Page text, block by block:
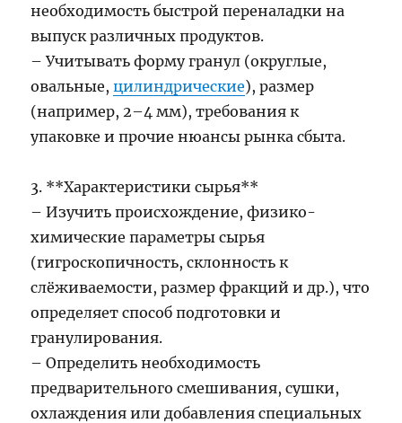
необходимость быстрой переналадки на
выпуск различных продуктов.
– Учитывать форму гранул (округлые,
овальные,цилиндрические), размер
(например, 2–4 мм), требования к
упаковке и прочие нюансы рынка сбыта.
3. **Характеристики сырья**
– Изучить происхождение, физико-
химические параметры сырья
(гигроскопичность, склонность к
слёживаемости, размер фракций и др.), что
определяет способ подготовки и
гранулирования.
– Определить необходимость
предварительного смешивания, сушки,
охлаждения или добавления специальных